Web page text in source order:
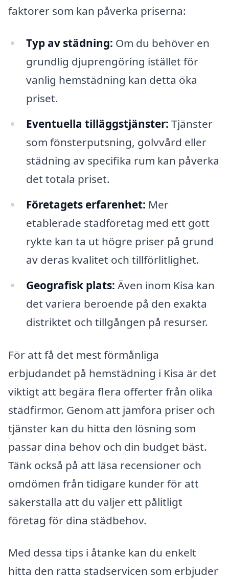
faktorer som kan påverka priserna:
Typ av städning: Om du behöver en
grundlig djuprengöring istället för
vanlig hemstädning kan detta öka
priset.
Eventuella tilläggstjänster: Tjänster
som fönsterputsning, golvvård eller
städning av specifika rum kan påverka
det totala priset.
Företagets erfarenhet: Mer
etablerade städföretag med ett gott
rykte kan ta ut högre priser på grund
av deras kvalitet och tillförlitlighet.
Geografisk plats: Även inom Kisa kan
det variera beroende på den exakta
distriktet och tillgången på resurser.
För att få det mest förmånliga
erbjudandet på hemstädning i Kisa är det
viktigt att begära flera offerter från olika
städfirmor. Genom att jämföra priser och
tjänster kan du hitta den lösning som
passar dina behov och din budget bäst.
Tänk också på att läsa recensioner och
omdömen från tidigare kunder för att
säkerställa att du väljer ett pålitligt
företag för dina städbehov.
Med dessa tips i åtanke kan du enkelt
hitta den rätta städservicen som erbjuder